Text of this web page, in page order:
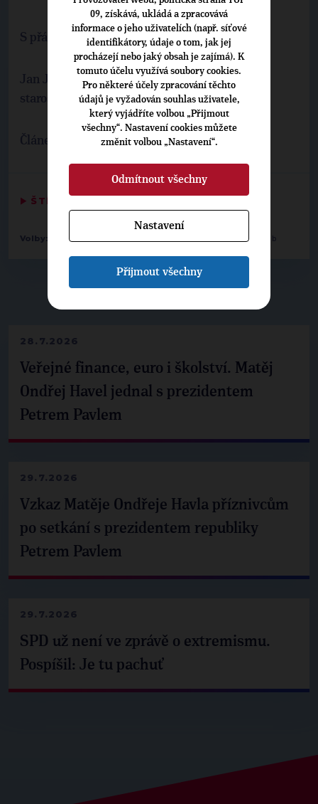
28.7.2026
Veřejné finance, euro i školství. Matěj
Ondřej Havel jednal s prezidentem
Petrem Pavlem
29.7.2026
Vzkaz Matěje Ondřeje Havla příznivcům
po setkání s prezidentem republiky
Petrem Pavlem
29.7.2026
SPD už není ve zprávě o extremismu.
Pospíšil: Je tu pachuť
S přáním prázdnin plných krásných zážitků
Jan Jakob
starosta města Roztoky
Článek vyšel v Odraze č. 7+8.
▶ ŠTÍTKY
Volby: 2014 zastupitelstva obcí 1. Jan Jakob
09, získává, ukládá a zpracovává
informace o jeho uživatelích (např. síťové
identifikátory, údaje o tom, jak jej
procházejí nebo jaký obsah je zajímá). K
tomuto účelu využívá soubory cookies.
Pro některé účely zpracování těchto
údajů je vyžadován souhlas uživatele,
který vyjádříte volbou „Přijmout
všechny“. Nastavení cookies můžete
změnit volbou „Nastavení“.
Odmítnout všechny
Nastavení
Přijmout všechny